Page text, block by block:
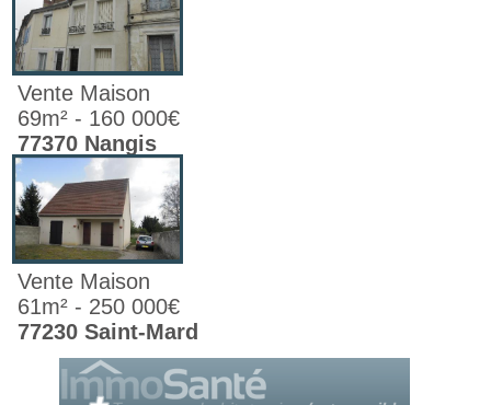
Vente Maison
69m² - 160 000€
77370 Nangis
Vente Maison
61m² - 250 000€
77230 Saint-Mard